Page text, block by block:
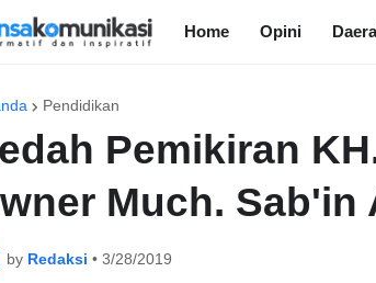
Home Opini
Pendidikan
Pemikiran
Much. Sab'in
by Redaksi • 3/28/2019